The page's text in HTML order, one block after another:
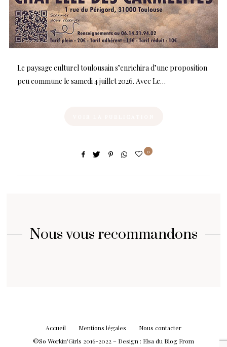
Le paysage culturel toulousain s’enrichira d’une proposition
peu commune le samedi 4 juillet 2026. Avec Le…
0
Nous vous recommandons
Accueil Mentions légales
Nous contacter
©So Workin'Girls 2016-2022 – Design : Elsa du Blog From